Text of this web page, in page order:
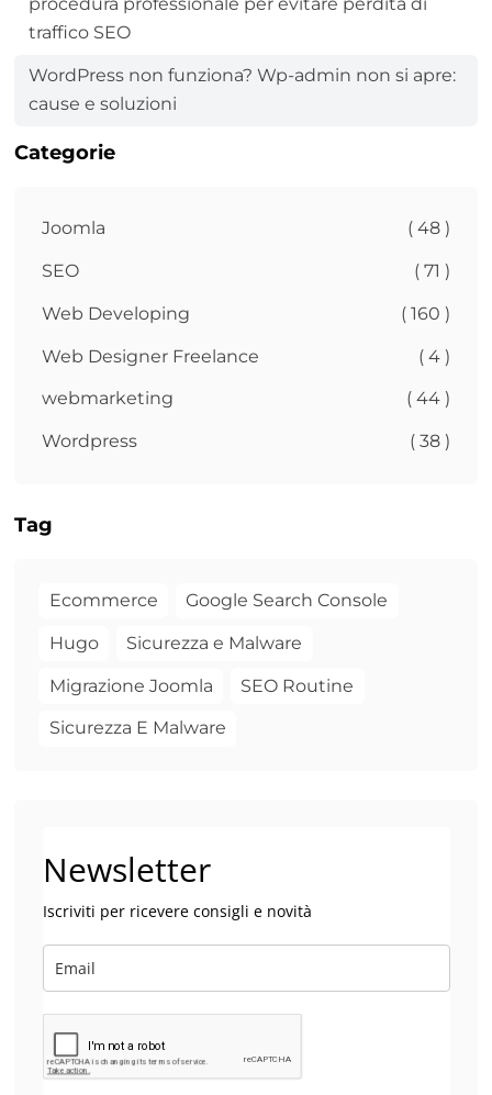
procedura professionale per evitare perdita di
traffico SEO
WordPress non funziona? Wp-admin non si apre:
cause e soluzioni
Categorie
Joomla ( 48 )
SEO ( 71 )
Web Developing ( 160 )
Web Designer Freelance ( 4 )
webmarketing ( 44 )
Wordpress ( 38 )
Tag
Ecommerce Google Search Console
Hugo Sicurezza e Malware
Migrazione Joomla SEO Routine
Sicurezza E Malware
Newsletter
Iscriviti per ricevere consigli e novità